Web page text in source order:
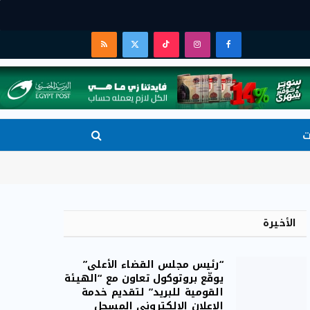
فيسبوكالانستغرامتيكتوك X
(Twitter)
RSS
الأخيرة
“رئيس مجلس القضاء الأعلى”
يوقّع بروتوكول تعاون مع “الهيئة
القومية للبريد” لتقديم خدمة
الإعلان الإلكتروني المسجل